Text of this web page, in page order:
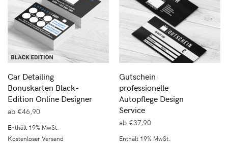
Car Detailing
Bonuskarten Black-
Edition Online Designer
ab €46,90
Enthält 19% MwSt.
Kostenloser Versand
Gutschein
professionelle
Autopflege Design
Service
ab €37,90
Enthält 19% MwSt.